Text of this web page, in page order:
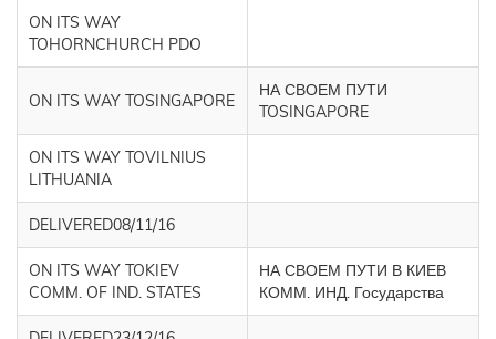
ON ITS WAY
TOHORNCHURCH PDO
ON ITS WAY TOSINGAPORE
НА СВОЕМ ПУТИ
TOSINGAPORE
ON ITS WAY TOVILNIUS
LITHUANIA
DELIVERED08/11/16
ON ITS WAY TOKIEV
COMM. OF IND. STATES
НА СВОЕМ ПУТИ В КИЕВ
КОММ. ИНД. Государства